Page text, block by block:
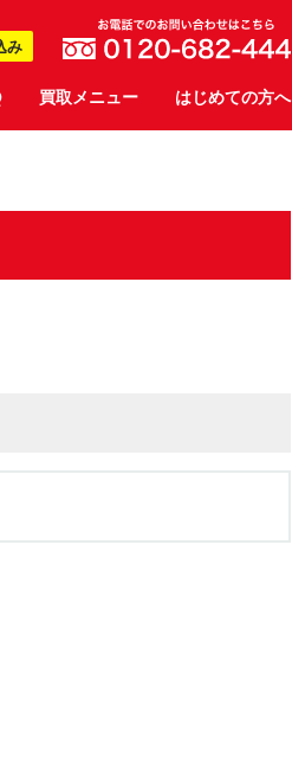
み
買取メニュー はじめての方へ